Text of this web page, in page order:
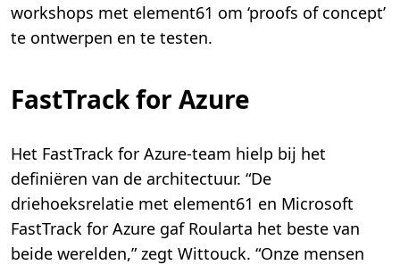
workshops met element61 om ‘proofs of concept’
te ontwerpen en te testen.
FastTrack for Azure
Het FastTrack for Azure-team hielp bij het
definiëren van de architectuur. “De
driehoeksrelatie met element61 en Microsoft
FastTrack for Azure gaf Roularta het beste van
beide werelden,” zegt Wittouck. “Onze mensen